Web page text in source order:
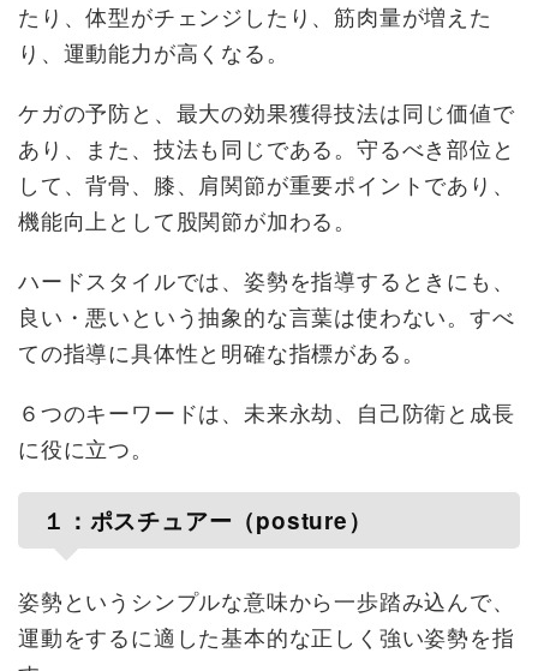
たり、体型がチェンジしたり、筋肉量が増えた
り、運動能力が高くなる。
ケガの予防と、最大の効果獲得技法は同じ価値で
あり、また、技法も同じである。守るべき部位と
して、背骨、膝、肩関節が重要ポイントであり、
機能向上として股関節が加わる。
ハードスタイルでは、姿勢を指導するときにも、
良い・悪いという抽象的な言葉は使わない。すべ
ての指導に具体性と明確な指標がある。
６つのキーワードは、未来永劫、自己防衛と成長
に役に立つ。
１：ポスチュアー（posture）
姿勢というシンプルな意味から一歩踏み込んで、
運動をするに適した基本的な正しく強い姿勢を指